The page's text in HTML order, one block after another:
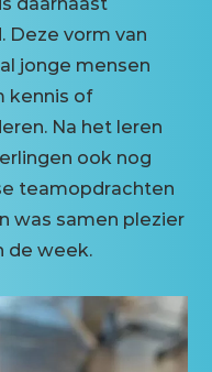
Deze vorm van
jonge mensen
kennis of
Na het leren
ook nog
teamopdrachten
was samen plezier
de week.